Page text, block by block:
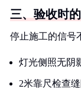
三、验收时
停止施工的信号
灯光侧照无阴
2米靠尺检查